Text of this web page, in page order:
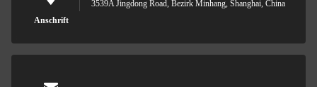
Anschrift
3539A Jingdong Road, Bezirk Minhang, Shanghai, China